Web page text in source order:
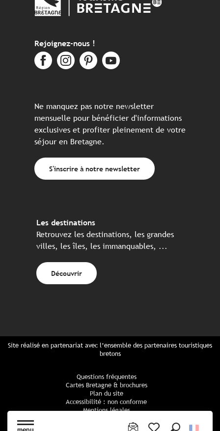
Rejoignez-nous !
Ne manquez pas notre newsletter
mensuelle pour bénéficier d'informations
exclusives et profiter pleinement de votre
séjour en Bretagne.
S'inscrire à notre newsletter
Les destinations
Retrouvez les destinations, les grandes
villes, les îles, les immanquables, ...
Découvrir
Site réalisé en partenariat avec l’ensemble des partenaires touristiques
bretons
Questions fréquentes
Cartes Bretagne & brochures
Plan du site
Accessibilité : non conforme
Mentions légales
Politique cookies